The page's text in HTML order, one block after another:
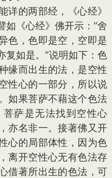
的两部经，《心经》
如《心经》佛开示：“舍
色，色即是空，空即是
复如是。”说明如下：色
缘而出生的法，是空性
性心的一部分，所以说
如果菩萨不藉这个色法
萨是无法找到空性心
亦名非一。接著佛又开
心的局部体性，因为色
离开空性心无有色法存
借著所出生的色法，可